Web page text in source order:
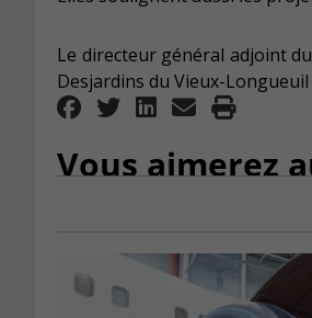
Le directeur général adjoint
Desjardins du Vieux-
Vous aimerez